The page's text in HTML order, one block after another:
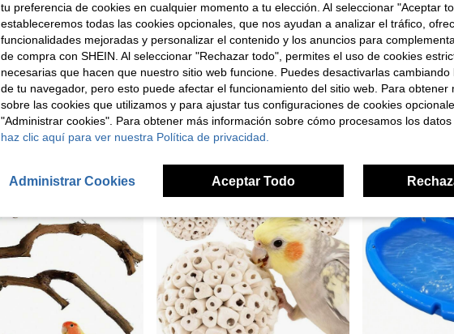
1 pieza Juguete de entrenamiento interactivo de escalera de madera adecuado para mascotas pequeñas, pájaros, loros, hámsteres, escalera de escalada, columpio, accesorios 2 piezas de tazones de acero inoxidable para comederos de pájaros, tazas para comida y agua para loras medianas y pequeñas, inseparables, cacatúas, accesorios colgantes para jaulas de pájaros
(500+)
6,78€
#6 Más vendidos
#6 Más vendidos
#6 Más vendidos
#6 Más vendidos
4,88€
tu preferencia de cookies en cualquier momento a tu elección. Al seleccionar "Aceptar
estableceremos todas las cookies opcionales, que nos ayudan a analizar el tráfico,
funcionalidades mejoradas y personalizar el contenido y los anuncios para
de compra con SHEIN. Al seleccionar "Rechazar todo", permites el uso de cookies
necesarias que hacen que nuestro sitio web funcione. Puedes desactivarlas cambiando
de tu navegador, pero esto puede afectar el funcionamiento del sitio web. Para obtener
sobre las cookies que utilizamos y para ajustar tus configuraciones de cookies
"Administrar cookies". Para obtener más información sobre cómo procesamos los datos
haz clic aquí para ver nuestra Política de privacidad.
Administrar Cookies Aceptar Todo